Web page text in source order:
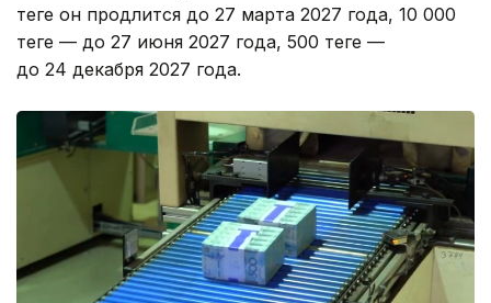
теңге он продлится до 27 марта 2027 года, 10 000
теңге — до 27 июня 2027 года, 500 теңге —
до 24 декабря 2027 года.